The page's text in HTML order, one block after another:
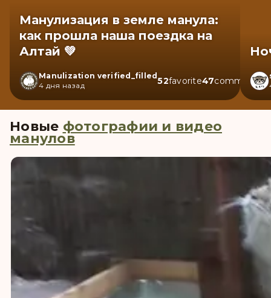
Манулизация в земле манула:
как прошла наша поездка на
Алтай 💚
Manulization verified_filled
4 дня назад
52favorite47comment
Новые фотографии и видео
манулов